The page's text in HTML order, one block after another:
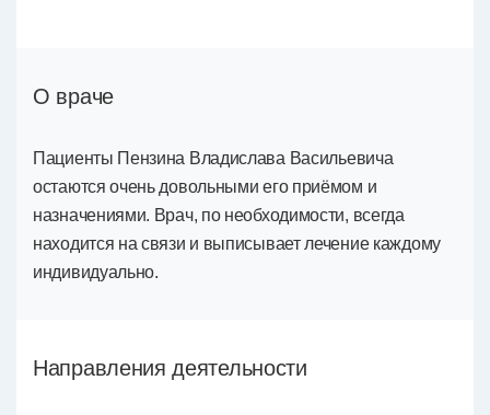
О враче
Пациенты Пензина Владислава Васильевича
остаются очень довольными его приёмом и
назначениями. Врач, по необходимости, всегда
находится на связи и выписывает лечение каждому
индивидуально.
Направления деятельности